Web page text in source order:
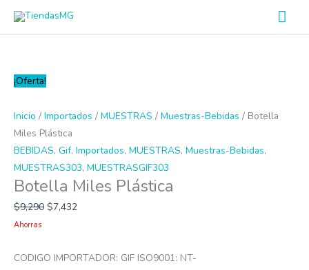
¡Oferta!
Inicio / Importados / MUESTRAS / Muestras-Bebidas / Botella
Miles Plástica
BEBIDAS, Gif, Importados, MUESTRAS, Muestras-Bebidas,
MUESTRAS303, MUESTRASGIF303
Botella Miles Plástica
$9,290 $7,432
Ahorras
CODIGO IMPORTADOR: GIF ISO9001: NT-
Botella
Plástica
cantidad